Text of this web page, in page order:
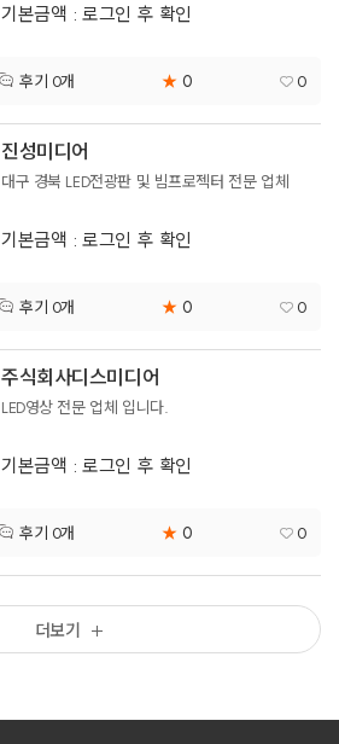
기본금액 : 로그인 후 확인
후기 0개 ★ 0 0
진성미디어
대구 경북 LED전광판 및 빔프로젝터 전문 업체
기본금액 : 로그인 후 확인
후기 0개 ★ 0 0
주식회사디스미디어
LED영상 전문 업체 입니다.
기본금액 : 로그인 후 확인
후기 0개 ★ 0 0
더보기